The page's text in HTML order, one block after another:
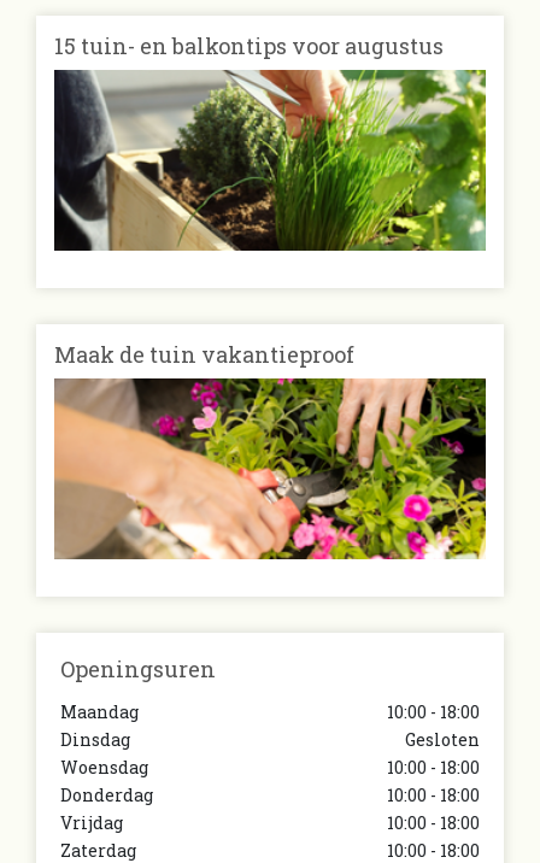
15 tuin- en balkontips voor augustus
Maak de tuin vakantieproof
Openingsuren
Maandag
10:00 - 18:00
Dinsdag
Gesloten
Woensdag
10:00 - 18:00
Donderdag
10:00 - 18:00
Vrijdag
10:00 - 18:00
Zaterdag
10:00 - 18:00